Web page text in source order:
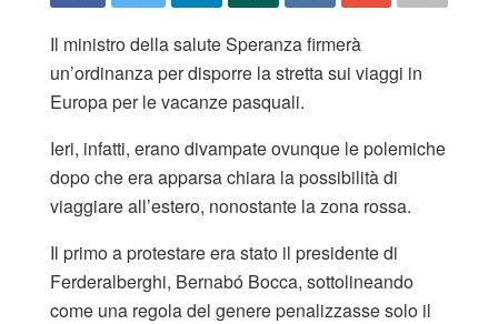
Il ministro della salute Speranza firmerà
un’ordinanza per disporre la stretta sui viaggi in
Europa per le vacanze pasquali.
Ieri, infatti, erano divampate ovunque le polemiche
dopo che era apparsa chiara la possibilità di
viaggiare all’estero, nonostante la zona rossa.
Il primo a protestare era stato il presidente di
Ferderalberghi, Bernabó Bocca, sottolineando
come una regola del genere penalizzasse solo il